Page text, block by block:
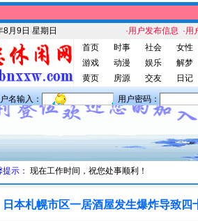
8月9日 星期日 ·用户发布信息 ·用
首页
时事 社会 女性
游戏
动漫 娱乐 解梦
黄页
房源 交友 日记
名输入： 用户密码：
示： 现在工作时间，祝您处事顺利！
日本札幌市区一居酒屋发生爆炸导致四